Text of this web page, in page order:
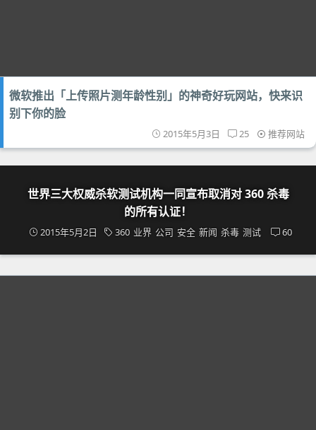
微软推出「上传照片测年龄性别」的神奇好玩网站，快来识
别下你的脸
2015年5月3日 25 推荐网站
世界三大权威杀软测试机构一同宣布取消对 360 杀毒
的所有认证！
2015年5月2日 360 业界 公司 安全 新闻 杀毒 测试 60